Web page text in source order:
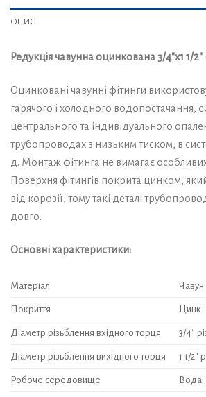
ОПИС
Редукція чавунна оцинкована 3/4″x1 1/
Оцинковані чавунні фітинги
гарячого і холодного водопостачання,
центрального та індивідуального
трубопроводах з низьким тиском, в
д. Монтаж фітинга не вимагає
Поверхня фітингів покрита цинком,
від корозії, тому такі деталі
довго.
Основні характеристики:
Матеріал Чавун
Покриття Цинк
Діаметр різьблення вхідного торця 3/4″
Діаметр різьблення вихідного торця 1 1/2″
Робоче середовище Вода.